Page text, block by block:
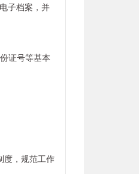
子档案，并
证号等基本
度，规范工作